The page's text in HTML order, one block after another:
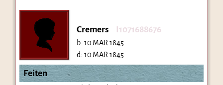
Cremers I1071688676
b: 10 MAR 1845
d: 10 MAR 1845
Feiten